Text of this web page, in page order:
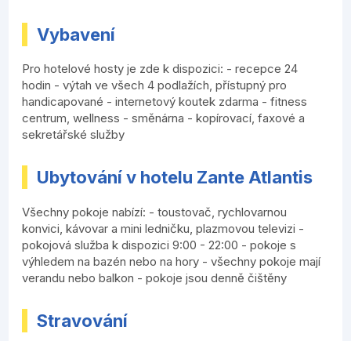
Vybavení
Pro hotelové hosty je zde k dispozici: - recepce 24
hodin - výtah ve všech 4 podlažích, přístupný pro
handicapované - internetový koutek zdarma - fitness
centrum, wellness - směnárna - kopírovací, faxové a
sekretářské služby
Ubytování v hotelu Zante Atlantis
Všechny pokoje nabízí: - toustovač, rychlovarnou
konvici, kávovar a mini ledničku, plazmovou televizi -
pokojová služba k dispozici 9:00 - 22:00 - pokoje s
výhledem na bazén nebo na hory - všechny pokoje mají
verandu nebo balkon - pokoje jsou denně čištěny
Stravování